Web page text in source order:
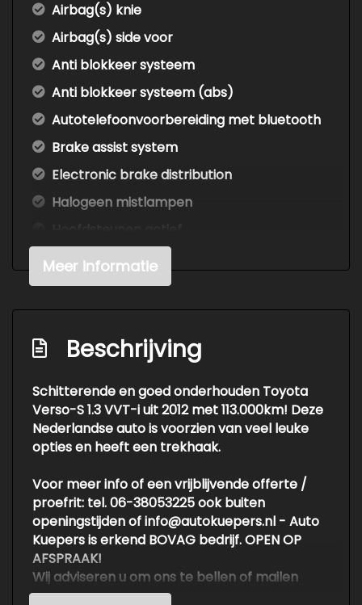
Airbag(s) knie
Airbag(s) side voor
Anti blokkeer systeem
Anti blokkeer systeem (abs)
Autotelefoonvoorbereiding met bluetooth
Brake assist system
Electronic brake distribution
Halogeen mistlampen
Tractie controle systeem (tcs)
Interieur
Armsteun achter
Armsteun voor
Bestuurdersstoel in hoogte verstelbaar
Electronic climate controle
Lederen versnellingspook
Stuur leder
Stuur verstelbaar
Stuurbekrachtiging
Meer informatie
Beschrijving
Schitterende en goed onderhouden Toyota
Verso-S 1.3 VVT-i uit 2012 met 113.000km! Deze
Nederlandse auto is voorzien van veel leuke
opties en heeft een trekhaak.
Voor meer info of een vrijblijvende offerte /
proefrit: tel. 06-38053225 ook buiten
openingstijden of info@autokuepers.nl - Auto
Kuepers is erkend BOVAG bedrijf. OPEN OP
AFSPRAAK!
Wij adviseren u om ons te bellen of mailen
voordat u de moeite neemt om naar een auto